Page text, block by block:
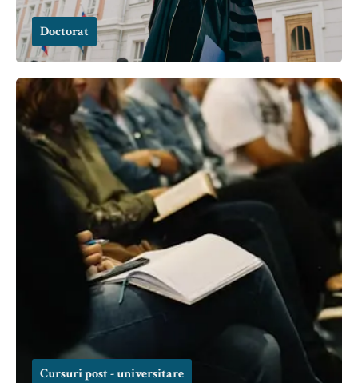
Doctorat
Cursuri post - universitare